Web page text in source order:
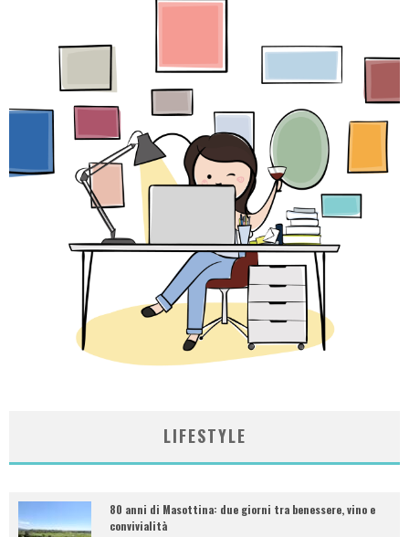
LIFESTYLE
80 anni di Masottina: due giorni tra benessere, vino e
convivialità